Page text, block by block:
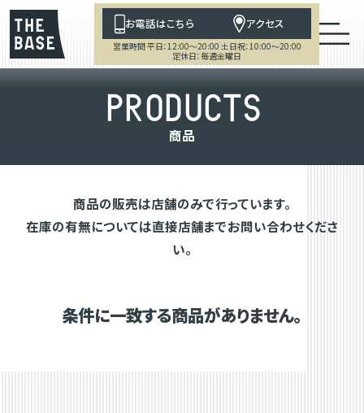
お電話はこちら アクセス
営業時間 平日：12:00～20:00 土日祝：10:00～20:00
定休日：毎週金曜日
PRODUCTS
商品
商品の販売は店舗のみで行っています。
在庫の有無については直接店舗までお問い合わせくださ
い。
条件に一致する商品がありません。